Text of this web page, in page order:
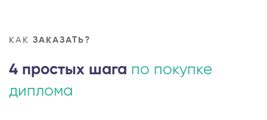
КАК ЗАКАЗАТЬ?
4 простых шага по покупке
диплома